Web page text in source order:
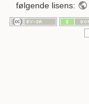
følgende lisens: